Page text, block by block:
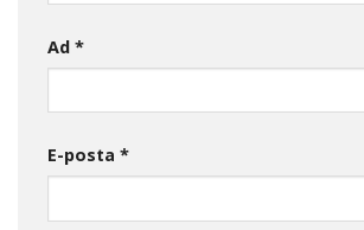
Ad *
E-posta *